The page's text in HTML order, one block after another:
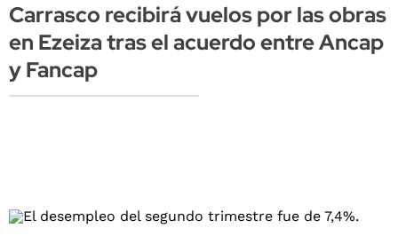
Carrasco recibirá vuelos por las obras
en Ezeiza tras el acuerdo entre Ancap
y Fancap